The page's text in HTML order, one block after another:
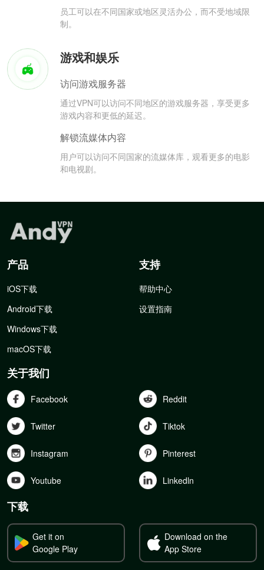
员工可以在不同国家或地区灵活办公，而不受地域限
制。
游戏和娱乐
访问游戏服务器
通过VPN可以访问不同地区的游戏服务器，享受更多
游戏内容和更低的延迟。
解锁流媒体内容
用户可以访问不同国家的流媒体库，观看更多的电影
和电视剧。
产品
iOS下载
Android下载
Windows下载
macOS下载
支持
帮助中心
设置指南
关于我们
Facebook Reddit
Twitter Tiktok
Instagram Pinterest
Youtube Linkedln
下载
Get it on
Google Play
Download on the
App Store